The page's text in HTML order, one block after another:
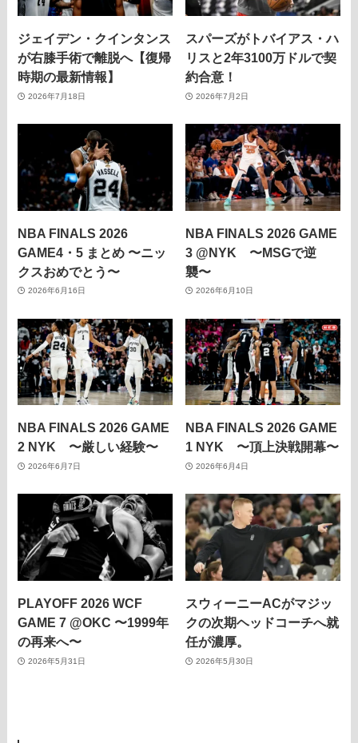
ジェイデン・クインタンス
が右膝手術で離脱へ【復帰
時期の最新情報】
2026年7月18日
スパーズがトバイアス・ハ
リスと2年3100万ドルで契
約合意！
2026年7月2日
NBA FINALS 2026
GAME4・5 まとめ 〜ニッ
クスおめでとう〜
2026年6月16日
NBA FINALS 2026 GAME
3 @NYK 〜MSGで逆
襲〜
2026年6月10日
NBA FINALS 2026 GAME
2 NYK 〜厳しい経験〜
2026年6月7日
NBA FINALS 2026 GAME
1 NYK 〜頂上決戦開幕〜
2026年6月4日
PLAYOFF 2026 WCF
GAME 7 @OKC 〜1999年
の再来へ〜
2026年5月31日
スウィーニーACがマジッ
クの次期ヘッドコーチへ就
任が濃厚。
2026年5月30日